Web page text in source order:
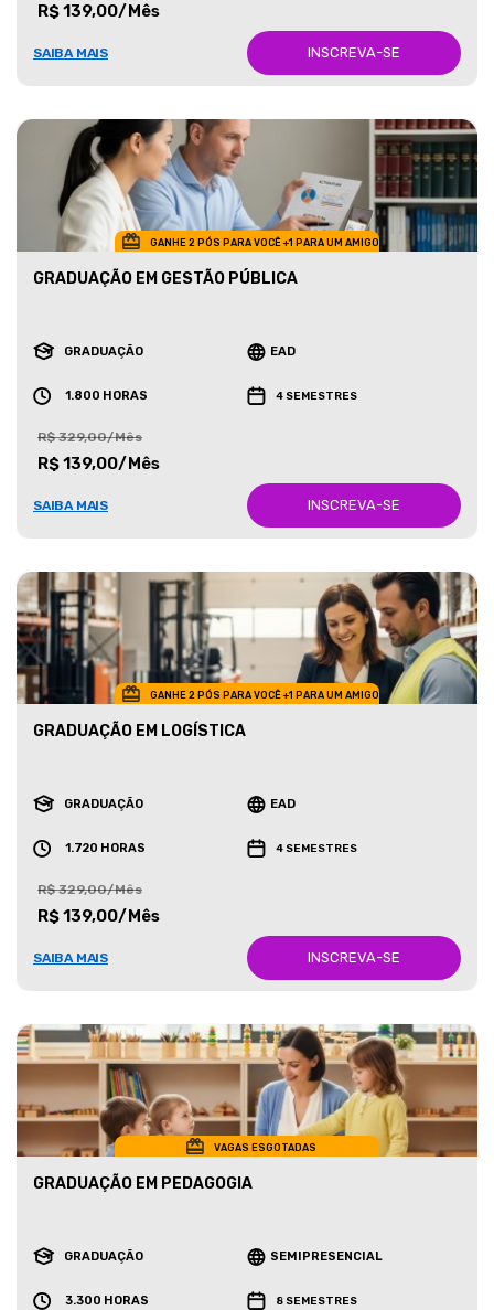
R$ 139,00/Mês
SAIBA MAIS INSCREVA-SE
GANHE 2 PÓS PARA VOCÊ +1 PARA UM AMIGO
GRADUAÇÃO EM GESTÃO PÚBLICA
GRADUAÇÃO EAD
1.800 HORAS 4 SEMESTRES
R$ 329,00/Mês
R$ 139,00/Mês
SAIBA MAIS INSCREVA-SE
GANHE 2 PÓS PARA VOCÊ +1 PARA UM AMIGO
GRADUAÇÃO EM LOGÍSTICA
GRADUAÇÃO EAD
1.720 HORAS 4 SEMESTRES
R$ 329,00/Mês
R$ 139,00/Mês
SAIBA MAIS INSCREVA-SE
VAGAS ESGOTADAS
GRADUAÇÃO EM PEDAGOGIA
GRADUAÇÃO SEMIPRESENCIAL
3.300 HORAS 8 SEMESTRES